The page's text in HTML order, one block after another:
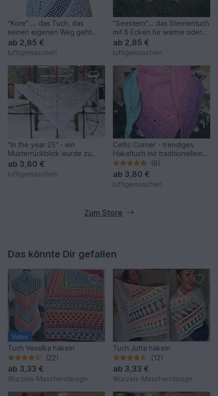
"Kore" ... das Tuch, das
seinen eigenen Weg geht.
Nicht klassich.
ab 2,85 €
luftigemaschen
"Seestern"... das Sternentuch
mit 6 Ecken für warme oder
kalte Tage
ab 2,85 €
luftigemaschen
"In the year 25" - ein
Musterrückblick wurde zu
einem zauberhaften Tuch
ab 3,80 €
luftigemaschen
Celtic Corner - trendiges
Häkeltuch mit traditionellem
keltischem Flair
(6)
ab 3,80 €
luftigemaschen
Zum Store
Das könnte Dir gefallen
Video
Tuch Veselka häkeln
(22)
ab 3,33 €
Wurzels-Maschendesign
Tuch Jutta häkeln
(12)
ab 3,33 €
Wurzels-Maschendesign